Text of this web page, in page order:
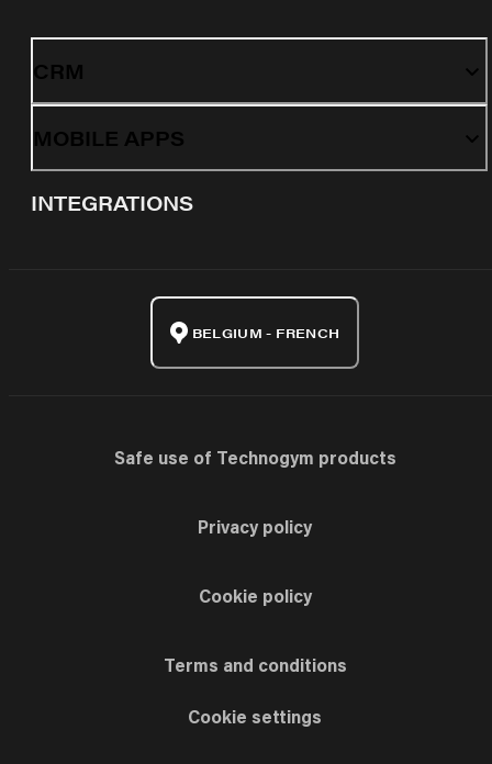
CRM
MOBILE APPS
INTEGRATIONS
BELGIUM - FRENCH
Safe use of Technogym products
Privacy policy
Cookie policy
Terms and conditions
Cookie settings